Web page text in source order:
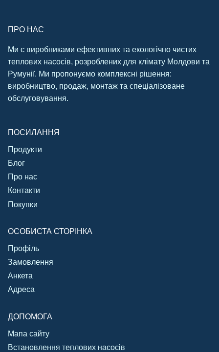
ПРО НАС
Ми є виробниками ефективних та екологічно чистих
теплових насосів, розроблених для клімату Молдови та
Румунії. Ми пропонуємо комплексні рішення:
виробництво, продаж, монтаж та спеціалізоване
обслуговування.
ПОСИЛАННЯ
Продукти
Блог
Про нас
Контакти
Покупки
ОСОБИСТА СТОРІНКА
Профіль
Замовлення
Анкета
Адреса
ДОПОМОГА
Мапа сайту
Встановлення теплових насосів